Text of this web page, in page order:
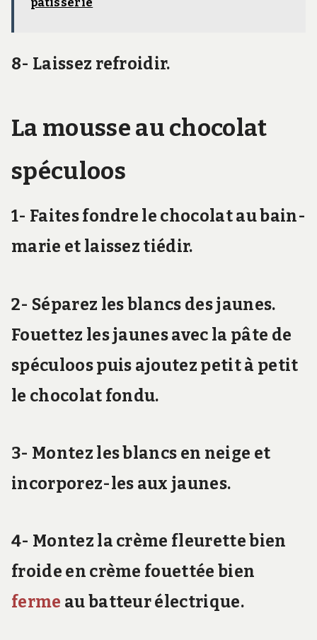
pâtisserie
8- Laissez refroidir.
La mousse au chocolat
spéculoos
1- Faites fondre le chocolat au bain-
marie et laissez tiédir.
2- Séparez les blancs des jaunes.
Fouettez les jaunes avec la pâte de
spéculoos puis ajoutez petit à petit
le chocolat fondu.
3- Montez les blancs en neige et
incorporez-les aux jaunes.
4- Montez la crème fleurette bien
froide en crème fouettée bien
ferme au batteur électrique.